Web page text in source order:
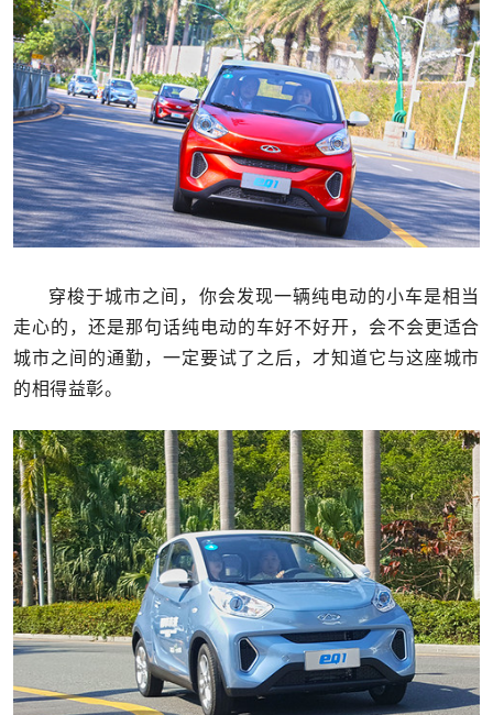
穿梭于城市之间，你会发现一辆纯电动的小车是相当
走心的，还是那句话纯电动的车好不好开，会不会更适合
城市之间的通勤，一定要试了之后，才知道它与这座城市
的相得益彰。